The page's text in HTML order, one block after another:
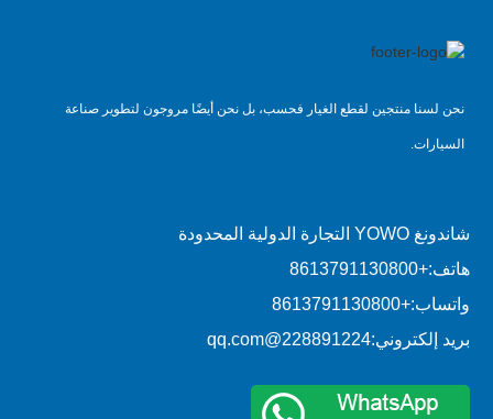
نحن لسنا منتجين لقطع الغيار فحسب، بل نحن أيضًا مروجون لتطوير صناعة
السيارات.
شاندونغ YOWO التجارة الدولية المحدودة
هاتف:+8613791130800
واتساب:+8613791130800
بريد إلكتروني:228891224@qq.com